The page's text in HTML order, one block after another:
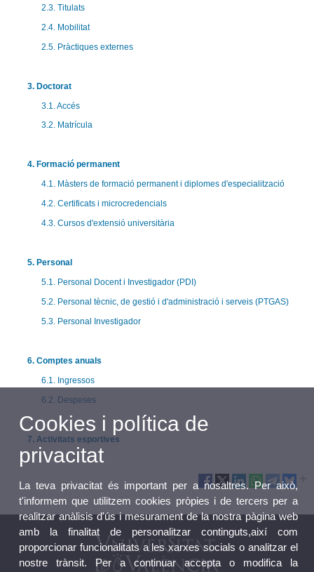
2.3. Titulats
2.4. Mobilitat
2.5. Pràctiques externes
3. Doctorat
3.1. Accés
3.2. Matrícula
4. Formació permanent
4.1. Màsters de formació permanent i diplomes d'especialització
4.2. Certificats i microcredencials
4.3. Cursos d'extensió universitària
5. Personal
5.1. Personal Docent i Investigador (PDI)
5.2. Personal tècnic, de gestió i d'administració i serveis (PTGAS)
5.3. Personal Investigador
6. Comptes anuals
6.1. Ingressos
6.2. Despeses
7. Activitats esportives
Cookies i política de
privacitat
La teva privacitat és important per a nosaltres. Per això,
t'informem que utilitzem cookies pròpies i de tercers per a
realitzar anàlisis d'ús i mesurament de la nostra pàgina web
amb la finalitat de personalitzar continguts,així com
proporcionar funcionalitats a les xarxes socials o analitzar el
nostre trànsit. Per a continuar accepta o modifica la